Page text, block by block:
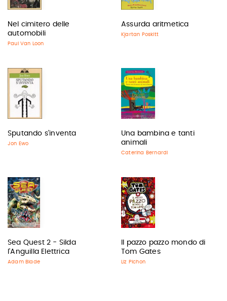
Nel cimitero delle
automobili
Paul Van Loon
Assurda aritmetica
Kjartan Poskitt
Sputando s'inventa
Jon Ewo
Una bambina e tanti
animali
Caterina Bernardi
Sea Quest 2 - Silda
l'Anguilla Elettrica
Adam Blade
Il pazzo pazzo mondo di
Tom Gates
Liz Pichon